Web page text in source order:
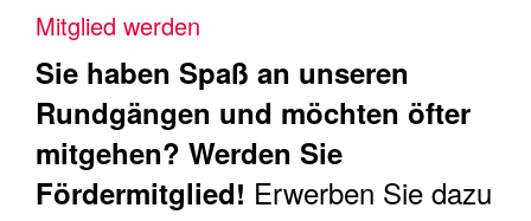
Mitglied werden
Sie haben Spaß an unseren
Rundgängen und möchten öfter
mitgehen? Werden Sie
Fördermitglied! Erwerben Sie dazu